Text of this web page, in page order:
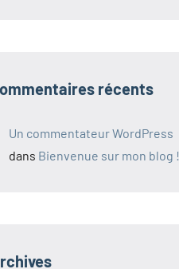
récents
Un commentateur WordPress
dans Bienvenue sur mon blog !